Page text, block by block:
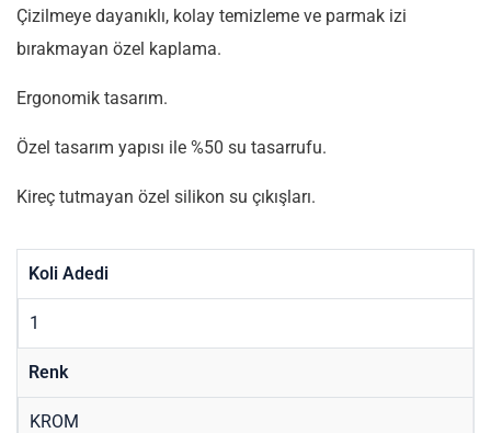
Çizilmeye dayanıklı, kolay temizleme ve parmak izi
bırakmayan özel kaplama.
Ergonomik tasarım.
Özel tasarım yapısı ile %50 su tasarrufu.
Kireç tutmayan özel silikon su çıkışları.
Koli Adedi
1
Renk
KROM